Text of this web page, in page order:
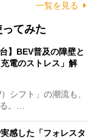
一覧を見る
てみた
】BEV普及の障壁と
電のストレス」解
シフト」の潮流も、
。…
感した「フォレスタ